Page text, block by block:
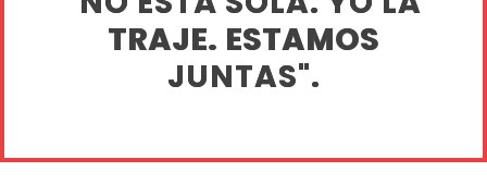
TRAJE. ESTAMOS
JUNTAS".